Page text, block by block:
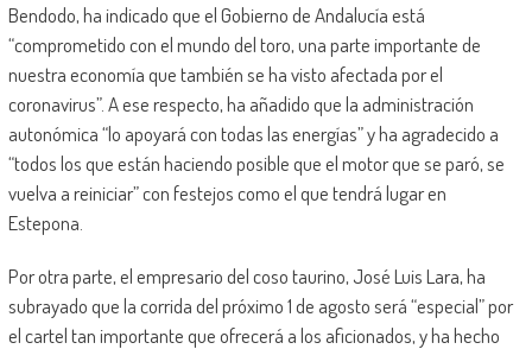
Bendodo, ha indicado que el Gobierno de Andalucía está
“comprometido con el mundo del toro, una parte importante de
nuestra economía que también se ha visto afectada por el
coronavirus”. A ese respecto, ha añadido que la administración
autonómica “lo apoyará con todas las energías” y ha agradecido a
“todos los que están haciendo posible que el motor que se paró, se
vuelva a reiniciar” con festejos como el que tendrá lugar en
Estepona.
Por otra parte, el empresario del coso taurino, José Luis Lara, ha
subrayado que la corrida del próximo 1 de agosto será “especial” por
el cartel tan importante que ofrecerá a los aficionados, y ha hecho